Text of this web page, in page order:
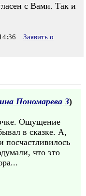
с Вами. Так и
Заявить о
Пономарева 3)
Ощущение
в сказке. А,
посчастливилось
что это